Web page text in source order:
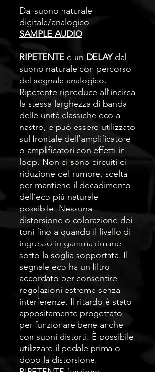
Dal suono naturale
digitale/analogico
SAMPLE AUDIO
RIPETENTE è un DELAYdal
suono naturale con percorso
del segnale analogico.
Ripetente riproduce all’incirca
la stessa larghezza di banda
delle unità classiche eco a
nastro, e può essere utilizzato
sul frontale dell’amplificatore
o amplificatori con effetti in
loop. Non ci sono circuiti di
riduzione del rumore, scelta
per mantiene il decadimento
dell'eco più naturale
possibile. Nessuna
distorsione o colorazione dei
toni fino a quando il livello di
ingresso in gamma rimane
sotto la soglia sopportata. Il
segnale eco ha un filtro
accordato per consentire
regolazioni estreme senza
interferenze. Il ritardo è stato
appositamente progettato
per funzionare bene anche
con suoni distorti. È possibile
utilizzare il pedale prima o
dopo la distorsione.